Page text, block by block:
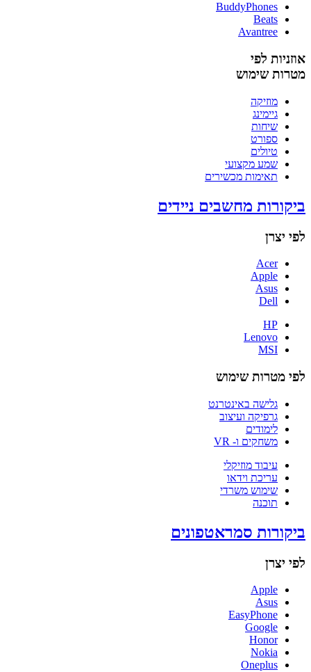
BuddyPhones
Beats
Avantree
אוזניות לפי
מטרות שימוש
מוזיקה
גיימינג
שיחות
ספורט
טיולים
שמע מקצועי
תאימות מכשירים
ביקורות מחשבים ניידים
לפי יצרן
Acer
Apple
Asus
Dell
HP
Lenovo
MSI
לפי מטרות שימוש
גלישה באינטרנט
גרפיקה ועיצוב
לימודים
משחקים ו- VR
עיבוד מוזיקלי
עריכת וידאו
שימוש משרדי
תוכנה
ביקורות סמראטפונים
לפי יצרן
Apple
Asus
EasyPhone
Google
Honor
Nokia
Oneplus